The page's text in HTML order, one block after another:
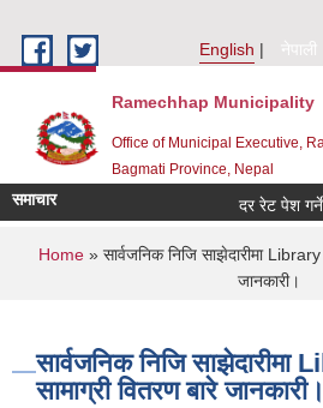
English
नेपाली
Ramechhap Municipality
Office of Municipal Executive,
Bagmati Province, Nepal
समाचार दर रेट पेश गर्ने
You are here
Home» सार्वजनिक निजि साझेदारीमा
जानकारी।
सार्वजनिक निजि
सामाग्री वितरण बारे जानकारी।